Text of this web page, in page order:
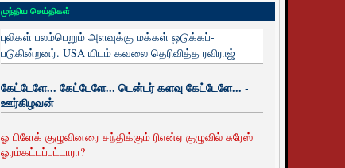
முந்திய செய்திகள்
புலிகள் பலம்பெறும் அளவுக்கு மக்கள் ஒடுக்கப்-
படுகின்றனர். USA யிடம் கவலை தெரிவித்த ரவிராஜ்
கேட்டேளே... கேட்டேளே... டென்டர் களவு கேட்டேளே... -
ஊர்கிழவன்
ஓ பிளேக் குழுவினரை சந்திக்கும் ரிஎன்ஏ குழுவில் சுரேஸ்
ஓரம்கட்டப்பட்டாரா?